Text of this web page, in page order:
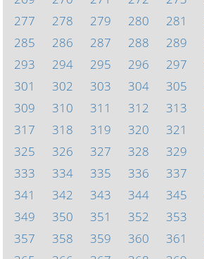
277
278 279 280 281
285
286 287 288 289
293
294 295 296 297
301
302 303 304 305
309
310 311 312 313
317
318 319 320 321
325
326 327 328 329
333
334 335 336 337
341
342 343 344 345
349
350 351 352 353
357
358 359 360 361